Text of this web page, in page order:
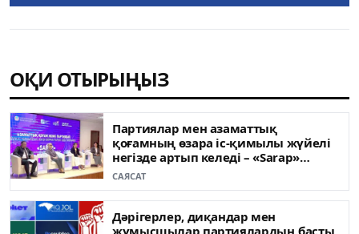
ОҚИ ОТЫРЫҢЫЗ
Партиялар мен азаматтық
қоғамның өзара іс-қимылы жүйелі
негізде артып келеді – «Sarap»
клубының сарапшылары
САЯСАТ
Дәрігерлер, диқандар мен